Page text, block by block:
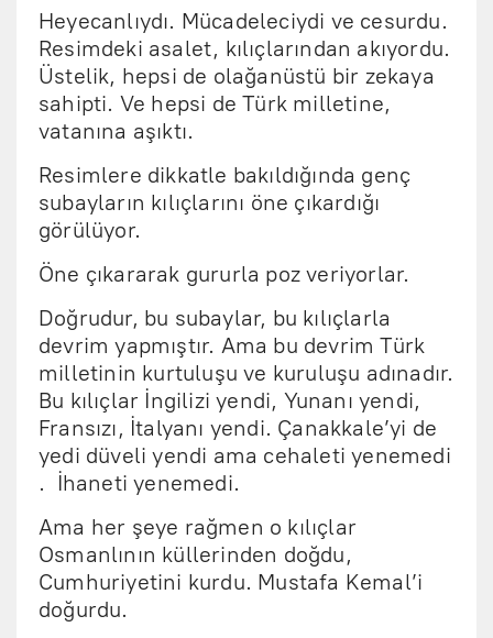
Heyecanlıydı. Mücadeleciydi ve cesurdu.
Resimdeki asalet, kılıçlarından akıyordu.
Üstelik, hepsi de olağanüstü bir zekaya
sahipti. Ve hepsi de Türk milletine,
vatanına aşıktı.
Resimlere dikkatle bakıldığında genç
subayların kılıçlarını öne çıkardığı
görülüyor.
Öne çıkararak gururla poz veriyorlar.
Doğrudur, bu subaylar, bu kılıçlarla
devrim yapmıştır. Ama bu devrim Türk
milletinin kurtuluşu ve kuruluşu adınadır.
Bu kılıçlar İngilizi yendi, Yunanı yendi,
Fransızı, İtalyanı yendi. Çanakkale’yi de
yedi düveli yendi ama cehaleti yenemedi
. İhaneti yenemedi.
Ama her şeye rağmen o kılıçlar
Osmanlının küllerinden doğdu,
Cumhuriyetini kurdu. Mustafa Kemal’i
doğurdu.